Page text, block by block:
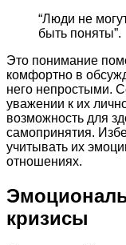
“Люди не
быть поняты”.
Это понимание
комфортно в
него непростыми.
уважении к их
возможность для
самопринятия.
учитывать их
отношениях.
кризисы